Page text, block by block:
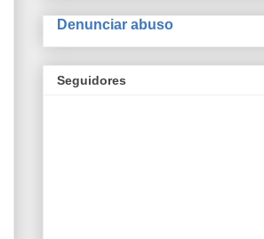
Denunciar abuso
Seguidores